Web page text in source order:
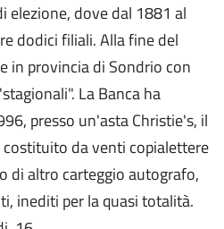
elezione, dove dal 1881 al
dodici filiali. Alla fine del
in provincia di Sondrio con
La Banca ha
presso un'asta Christie's, il
da venti copialettere
di altro carteggio autografo,
inediti per la quasi totalità.